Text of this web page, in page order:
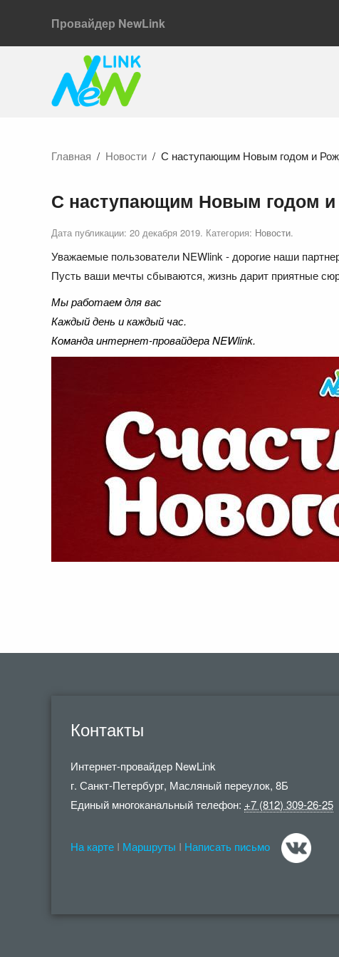
Провайдер NewLink
Главная Новости С наступающим Новым годом и
С наступающим Новым годом и
Дата публикации: 20 декабря 2019. Категория: Новости.
Уважаемые пользователи NEWlink - дорогие наши
Пусть ваши мечты сбываются, жизнь дарит приятные
Мы работаем для вас
Каждый день и каждый час.
Команда интернет-провайдера NEWlink.
Контакты
Интернет-провайдер NewLink
г. Санкт-Петербург, Масляный переулок, 8Б
Единый многоканальный телефон: +7 (812) 309-26-25
На карте I Маршруты I Написать письмо